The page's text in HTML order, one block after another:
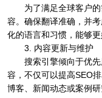
为了满足全球客户
容。确保翻译准确，并
化的语言和习惯，能够
3. 内容更新与维护
搜索引擎倾向于优
容，不仅可以提高SEO
博客、新闻动态或案例